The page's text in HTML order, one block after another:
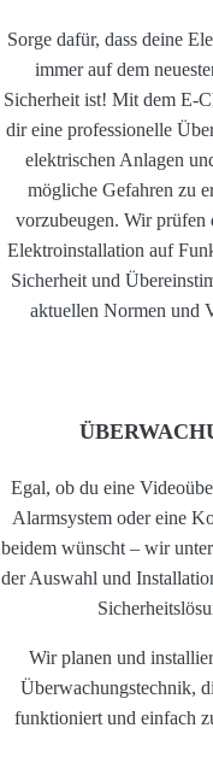
Sorge dafür, dass deine
immer auf dem
Sicherheit ist! Mit dem E-
dir eine professionelle
elektrischen Anlagen
mögliche Gefahren zu
vorzubeugen. Wir prüfen
Elektroinstallation auf
Sicherheit und
aktuellen Normen und
Egal, ob du eine
Alarmsystem oder eine
beidem wünscht – wir
der Auswahl und
Wir planen und
Überwachungstechnik,
funktioniert und einfach